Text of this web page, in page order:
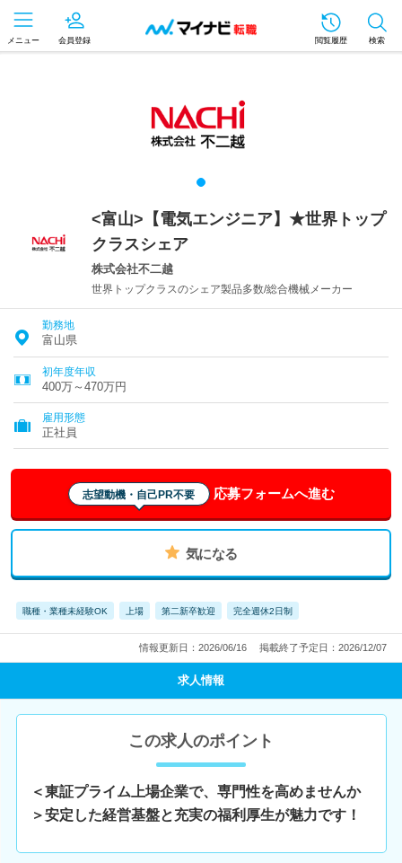
メニュー 会員登録 閲覧履歴 検索
<富山>【電気エンジニア】★世界トップ
クラスシェア
株式会社不二越
世界トップクラスのシェア製品多数/総合機械メーカー
勤務地
富山県
初年度年収
400万～470万円
雇用形態
正社員
志望動機・自己PR不要 応募フォームへ進む
気になる
職種・業種未経験OK 上場 第二新卒歓迎 完全週休2日制
情報更新日：2026/06/16 掲載終了予定日：2026/12/07
求人情報
この求人のポイント
＜東証プライム上場企業で、専門性を高めませんか
＞安定した経営基盤と充実の福利厚生が魅力です！